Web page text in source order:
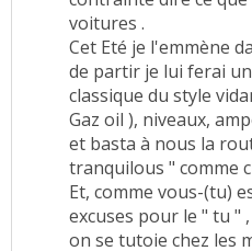
voitures .
Cet Eté je l'emmène
de partir je lui ferai
classique du style
Gaz oil ), niveaux,
et basta à nous la
tranquilous " comme
Et, comme vous-(tu)
excuses pour le " tu "
on se tutoie chez les